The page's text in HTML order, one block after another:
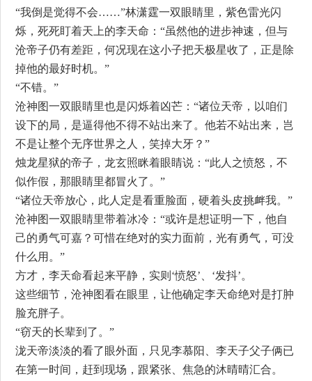
“我倒是觉得不会……”林潇霆一双眼睛里，紫色雷光闪
烁，死死盯着天上的李天命：“虽然他的进步神速，但与
沧帝子仍有差距，何况现在这小子把天极星收了，正是除
掉他的最好时机。”
“不错。”
沧神图一双眼睛里也是闪烁着凶芒：“诸位天帝，以咱们
设下的局，是逼得他不得不站出来了。他若不站出来，岂
不是让整个无序世界之人，笑掉大牙？”
烛龙星狱的帝子，龙玄照眯着眼睛说：“此人之愤怒，不
似作假，那眼睛里都冒火了。”
“诸位天帝放心，此人定是看重脸面，硬着头皮挑衅我。”
沧神图一双眼睛里带着冰冷：“或许是想证明一下，他自
己的勇气可嘉？可惜在绝对的实力面前，光有勇气，可没
什么用。”
方才，李天命看起来平静，实则‘愤怒’、‘发抖’。
这些细节，沧神图看在眼里，让他确定李天命绝对是打肿
脸充胖子。
“窃天的长辈到了。”
泷天帝淡淡的看了眼外面，只见李慕阳、李天子父子俩已
在第一时间，赶到现场，跟紧张、焦急的沐晴晴汇合。